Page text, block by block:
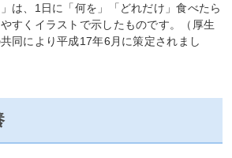
は、1日に「何を」「どれだけ」食べたら
すくイラストで示したものです。（厚生
同により平成17年6月に策定されまし